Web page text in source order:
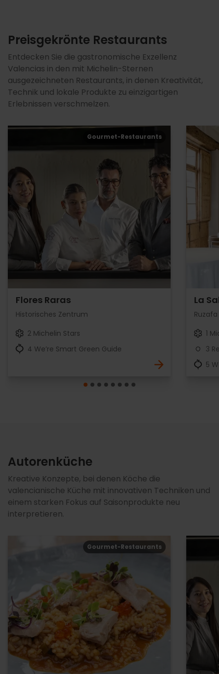
Preisgekrönte Restaurants
Entdecken Sie die gastronomische Exzellenz
Valencias in den mit Michelin-Sternen
ausgezeichneten Restaurants, in denen Kreativität,
Technik und lokale Produkte zu einzigartigen
Erlebnissen verschmelzen.
Flores Raras
Historisches Zentrum
2 Michelin Stars
4 We’re Smart Green Guide
Gourmet-Restaurants
La
1
3
5
Autorenküche
Kreative Konzepte, bei denen Köche die
valencianische Küche mit innovativen Techniken und
einem starken Fokus auf Saisonprodukte neu
interpretieren.
Gourmet-Restaurants